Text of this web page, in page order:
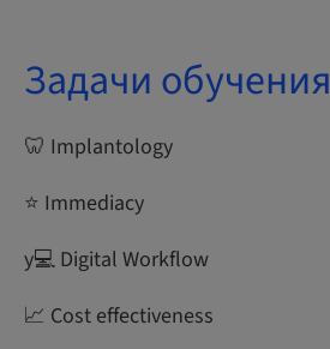
Задачи обучения
🦷 Implantology
⭐ Immediacy
y‍💻 Digital Workflow
📈 Cost effectiveness